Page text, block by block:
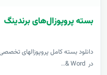
بسته پروپوزال‌های برندینگ
دانلود بسته کامل پروپوزالهای
در Word &..